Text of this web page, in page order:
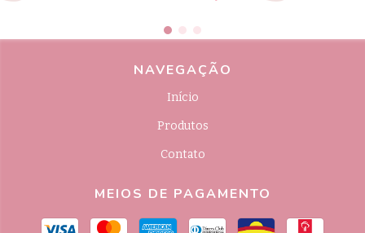
NAVEGAÇÃO
Início
Produtos
Contato
MEIOS DE PAGAMENTO